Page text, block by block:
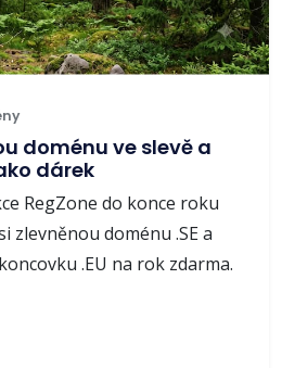
doménu ve slevě a
dárek
RegZone do konce roku
zlevněnou doménu .SE a
.EU na rok zdarma.